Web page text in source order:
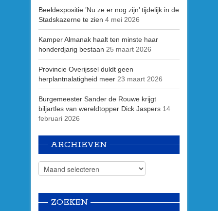
Beeldexpositie ’Nu ze er nog zijn’ tijdelijk in de
Stadskazerne te zien 4 mei 2026
Kamper Almanak haalt ten minste haar
honderdjarig bestaan 25 maart 2026
Provincie Overijssel duldt geen
herplantnalatigheid meer 23 maart 2026
Burgemeester Sander de Rouwe krijgt
biljartles van wereldtopper Dick Jaspers 14
februari 2026
ARCHIEVEN
ZOEKEN